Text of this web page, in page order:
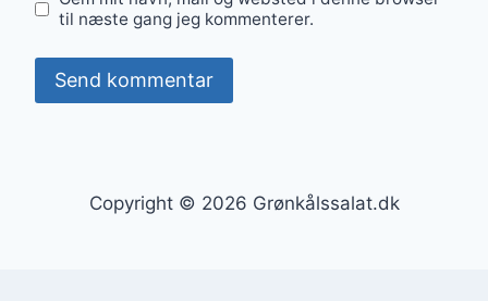
til næste gang jeg kommenterer.
Copyright © 2026 Grønkålssalat.dk